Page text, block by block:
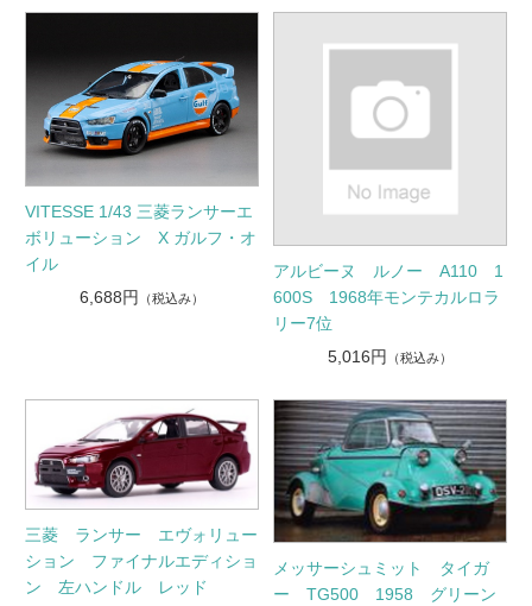
VITESSE 1/43 三菱ランサーエ
ボリューション X ガルフ・オ
イル
6,688円
（税込み）
アルビーヌ ルノー A110 1
600S 1968年モンテカルロラ
リー7位
5,016円
（税込み）
三菱 ランサー エヴォリュー
ション ファイナルエディショ
ン 左ハンドル レッド
メッサーシュミット タイガ
ー TG500 1958 グリーン